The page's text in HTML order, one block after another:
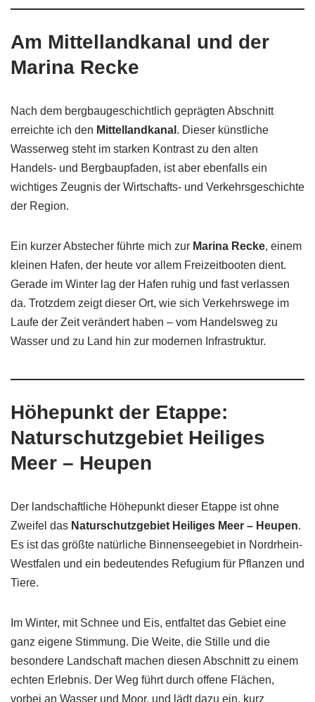
Am Mittellandkanal und der
Marina Recke
Nach dem bergbaugeschichtlich geprägten Abschnitt
erreichte ich den Mittellandkanal . Dieser künstliche
Wasserweg steht im starken Kontrast zu den alten
Handels- und Bergbaupfaden, ist aber ebenfalls ein
wichtiges Zeugnis der Wirtschafts- und Verkehrsgeschichte
der Region.
Ein kurzer Abstecher führte mich zur Marina Recke, einem
kleinen Hafen, der heute vor allem Freizeitbooten dient.
Gerade im Winter lag der Hafen ruhig und fast verlassen
da. Trotzdem zeigt dieser Ort, wie sich Verkehrswege im
Laufe der Zeit verändert haben – vom Handelsweg zu
Wasser und zu Land hin zur modernen Infrastruktur.
Höhepunkt der Etappe:
Naturschutzgebiet Heiliges
Meer – Heupen
Der landschaftliche Höhepunkt dieser Etappe ist ohne
Zweifel das Naturschutzgebiet Heiliges Meer – Heupen.
Es ist das größte natürliche Binnenseegebiet in Nordrhein-
Westfalen und ein bedeutendes Refugium für Pflanzen und
Tiere.
Im Winter, mit Schnee und Eis, entfaltet das Gebiet eine
ganz eigene Stimmung. Die Weite, die Stille und die
besondere Landschaft machen diesen Abschnitt zu einem
echten Erlebnis. Der Weg führt durch offene Flächen,
vorbei an Wasser und Moor, und lädt dazu ein, kurz